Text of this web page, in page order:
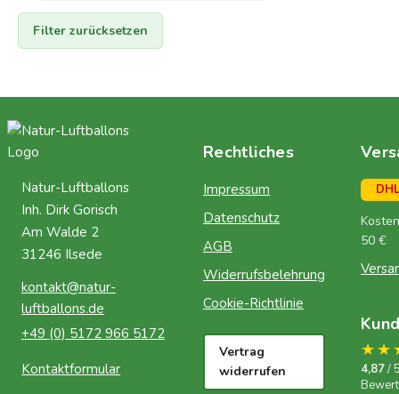
Filter zurücksetzen
Natur-Luftballons
Inh. Dirk Gorisch
Am Walde 2
31246 Ilsede
kontakt@natur-
luftballons.de
+49 (0) 5172 966 5172
Kontaktformular
Rechtliches
Impressum
Datenschutz
AGB
Widerrufsbelehrung
Cookie-Richtlinie
Vertrag
widerrufen
DHL
50 €
4,87/